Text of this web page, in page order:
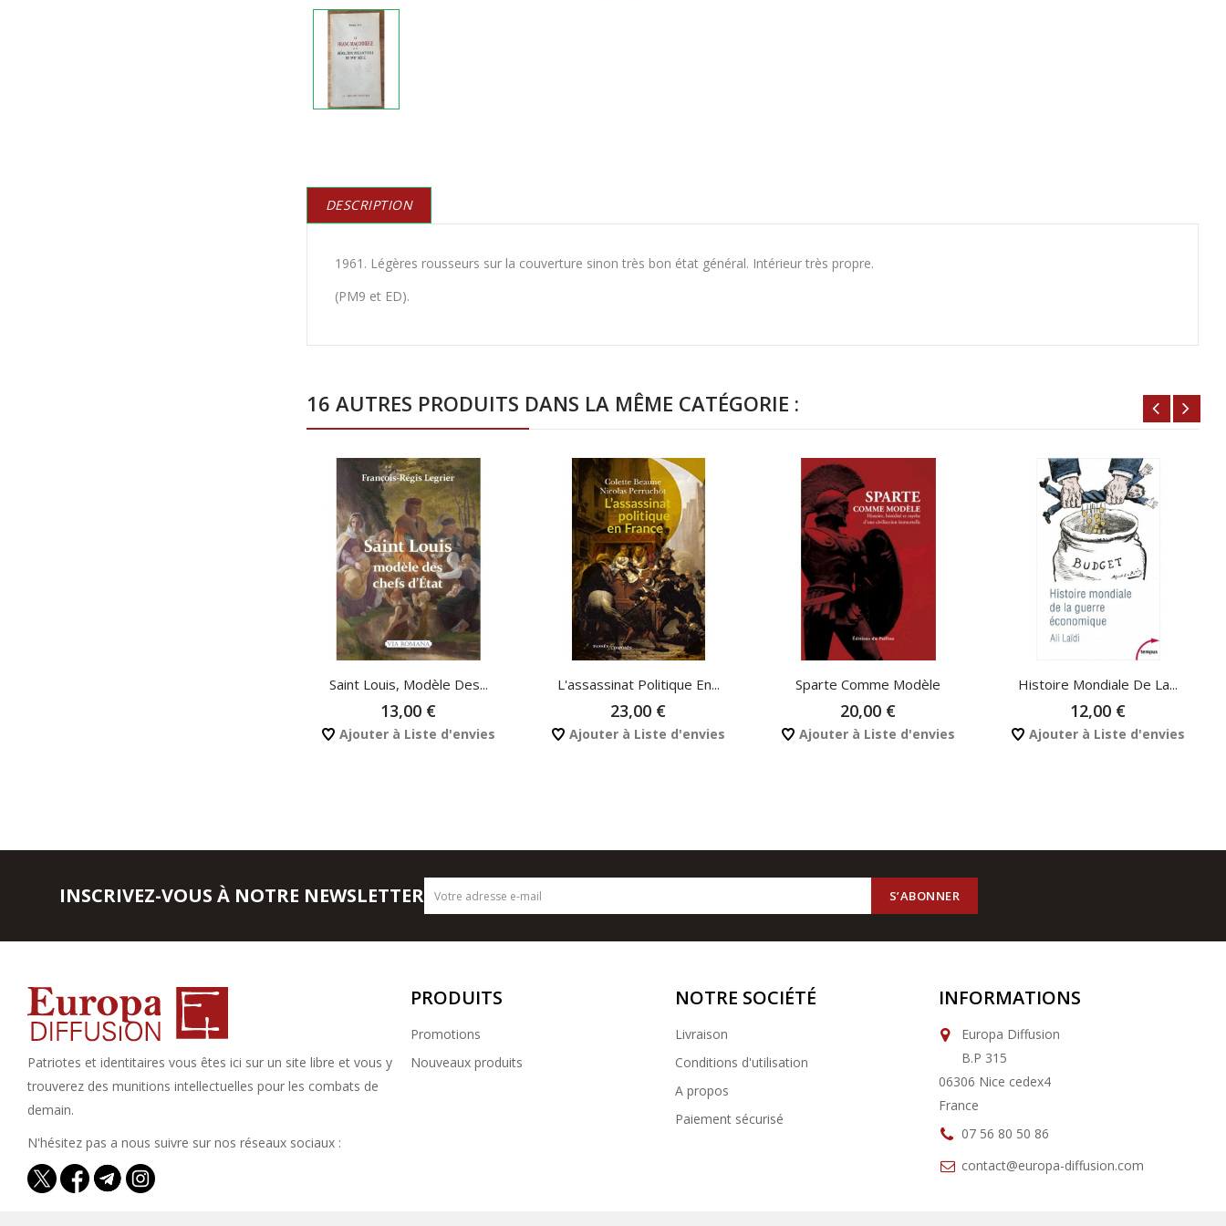
DESCRIPTION
1961. Légères rousseurs sur la couverture sinon très bon état général. Intérieur très propre.
(PM9 et ED).
16 AUTRES PRODUITS DANS LA MÊME CATÉGORIE :
Saint Louis, Modèle Des...
13,00 €
Ajouter à Liste d'envies
L'assassinat Politique En...
23,00 €
Ajouter à Liste d'envies
Sparte Comme Modèle
20,00 €
Ajouter à Liste d'envies
Histoire Mondiale De La...
12,00 €
Ajouter à Liste d'envies
INSCRIVEZ-VOUS À NOTRE NEWSLETTER
Patriotes et identitaires vous êtes ici sur un site libre et vous y
trouverez des munitions intellectuelles pour les combats de
demain.
N'hésitez pas a nous suivre sur nos réseaux sociaux :
PRODUITS
Promotions
Nouveaux produits
NOTRE SOCIÉTÉ
Livraison
Conditions d'utilisation
A propos
Paiement sécurisé
INFORMATIONS
Europa Diffusion
B.P 315
06306 Nice cedex4
France
07 56 80 50 86
contact@europa-diffusion.com